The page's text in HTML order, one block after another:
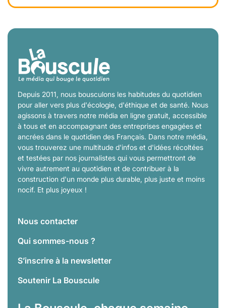
Depuis 2011, nous bousculons les habitudes du quotidien
pour aller vers plus d'écologie, d'éthique et de santé. Nous
agissons à travers notre média en ligne gratuit, accessible
à tous et en accompagnant des entreprises engagées et
ancrées dans le quotidien des Français. Dans notre média,
vous trouverez une multitude d'infos et d'idées récoltées
et testées par nos journalistes qui vous permettront de
vivre autrement au quotidien et de contribuer à la
construction d'un monde plus durable, plus juste et moins
nocif. Et plus joyeux !
Nous contacter
Qui sommes-nous ?
S’inscrire à la newsletter
Soutenir La Bouscule